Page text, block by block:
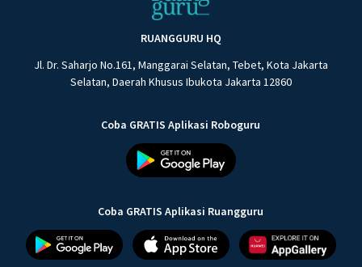
RUANGGURU HQ
Jl. Dr. Saharjo No.161, Manggarai Selatan, Tebet, Kota Jakarta
Selatan, Daerah Khusus Ibukota Jakarta 12860
Coba GRATIS Aplikasi Roboguru
Coba GRATIS Aplikasi Ruangguru